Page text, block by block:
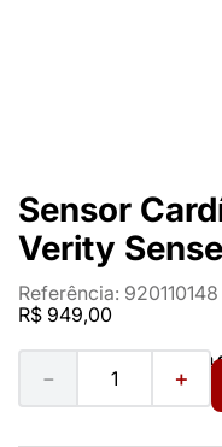
Sensor
Verity
Referência: 920110148
R$ 949,00
Ver guia
＋
－